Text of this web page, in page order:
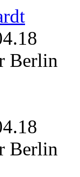
Berlin
Berlin